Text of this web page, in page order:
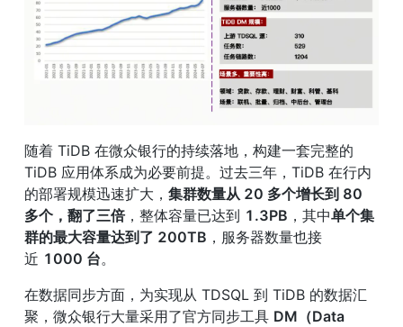
随着 TiDB 在微众银行的持续落地，构建一套完整的
TiDB 应用体系成为必要前提。过去三年，TiDB 在行内
的部署规模迅速扩大， 集群数量从 20 多个增长到 80
多个，翻了三倍，整体容量已达到 1.3PB ，其中单个集
群的最大容量达到了 200TB ，服务器数量也接
近 1000 台。
在数据同步方面，为实现从 TDSQL 到 TiDB 的数据汇
聚，微众银行大量采用了官方同步工具 DM（Data